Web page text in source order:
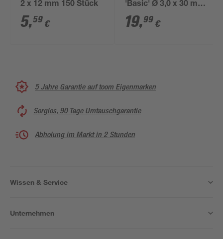
2 x 12 mm 150 Stück
5,59 €
'Basic' Ø 3,0 x 30 mm
A2 PZ1 300 Stück
19,99 €
5 Jahre Garantie auf toom Eigenmarken
Sorglos, 90 Tage Umtauschgarantie
Abholung im Markt in 2 Stunden
Wissen & Service
Unternehmen